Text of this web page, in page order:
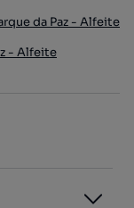
da Paz - Alfeite
- Alfeite